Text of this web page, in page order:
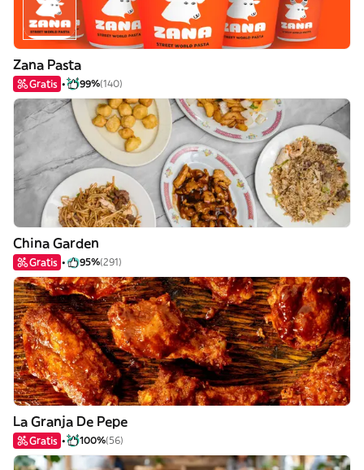
Zana Pasta
Gratis 99%(140)
China Garden
Gratis 95%(291)
La Granja De Pepe
Gratis 100%(56)